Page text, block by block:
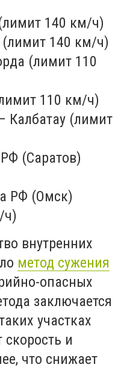
140 км/ч)
140 км/ч)
(лимит 110
110 км/ч)
Калбатау (лимит
(Саратов)
РФ (Омск)
ч)
внутренних
метод сужения
опасных
заключается
участках
и
что снижает